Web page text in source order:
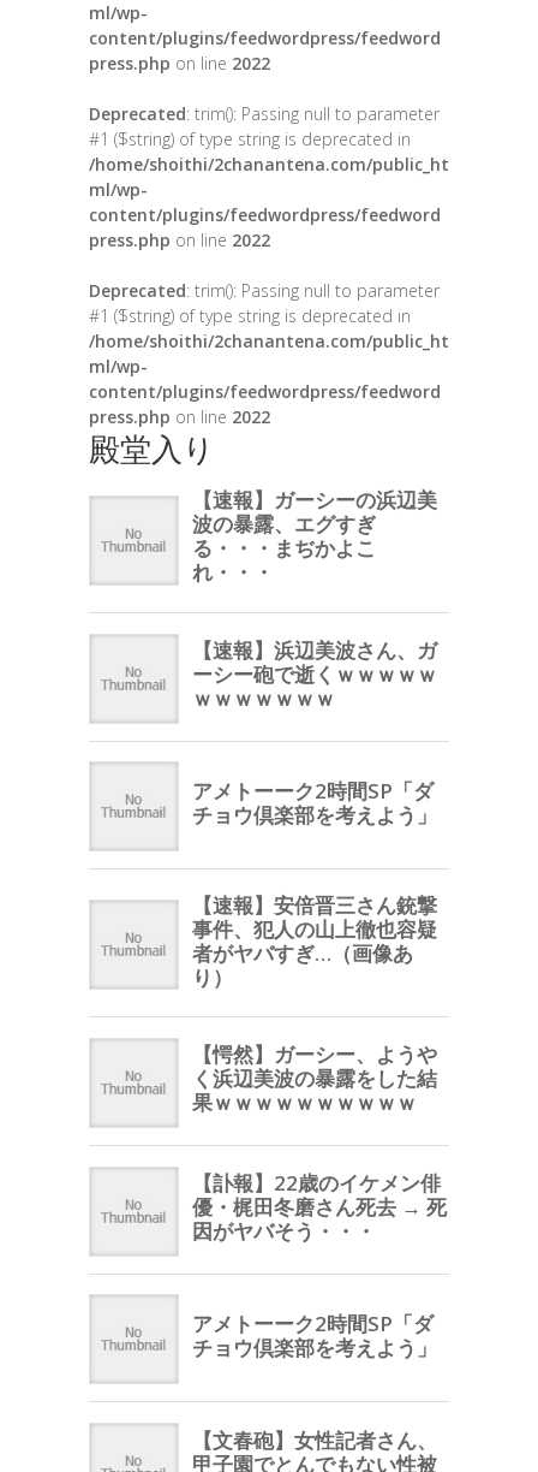
ml/wp-
content/plugins/feedwordpress/feedword
press.php on line 2022
Deprecated: trim(): Passing null to parameter
#1 ($string) of type string is deprecated in
/home/shoithi/2chanantena.com/public_ht
ml/wp-
content/plugins/feedwordpress/feedword
press.php on line 2022
Deprecated: trim(): Passing null to parameter
#1 ($string) of type string is deprecated in
/home/shoithi/2chanantena.com/public_ht
ml/wp-
content/plugins/feedwordpress/feedword
press.php on line 2022
殿堂入り